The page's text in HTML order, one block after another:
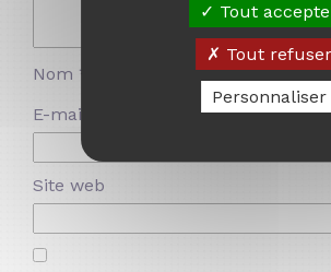
Nom *
E-mail
Site web
Tout
Tout refuser
Personnaliser